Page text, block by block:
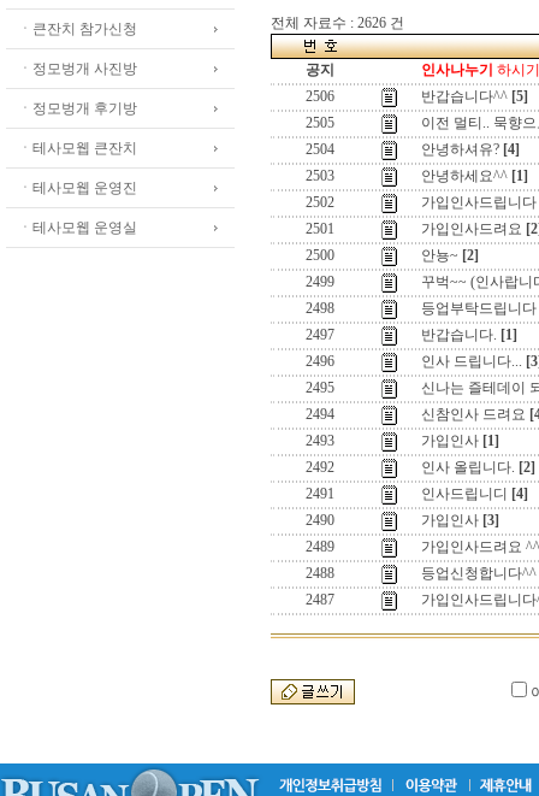
ㆍ큰잔치 참가신청
ㆍ정모벙개 사진방
ㆍ정모벙개 후기방
ㆍ테사모웹 큰잔치
ㆍ테사모웹 운영진
ㆍ테사모웹 운영실
전체 자료수 : 2626 건
공지 인사나누기 하시
2506
반갑습니다^^ [5]
2505
이전 멀티.. 묵향
2504
안녕하셔유? [4]
2503
안녕하세요^^ [1]
2502
가입인사드립니다
2501
가입인사드려요
2500
안뇽~ [2]
2499
꾸벅~~ (인사랍니
2498
등업부탁드립니다
2497
반갑습니다. [1]
2496
인사 드립니다...
2495
신나는 즐테데이
2494
신참인사 드려요
2493
가입인사 [1]
2492
인사 올립니다. [2]
2491
인사드립니디
[4]
2490
가입인사 [3]
2489
가입인사드려요 ^^
2488
등업신청합니다^^
2487
가입인사드립니